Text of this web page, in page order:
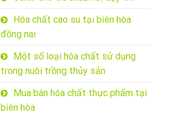
Hóa chất cao su tại biên hòa
đồng nai
Một số loại hóa chất sử dụng
trong nuôi trồng thủy sản
Mua bán hóa chất thực phẩm tại
biên hòa